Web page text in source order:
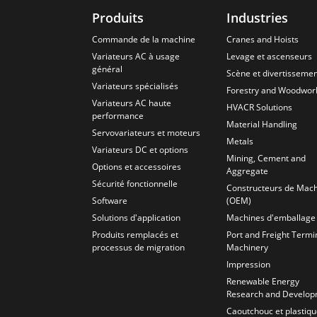
Produits
Commande de la machine
Variateurs AC à usage
général
Variateurs spécialisés
Variateurs AC haute
performance
Servovariateurs et moteurs
Variateurs DC et options
Options et accessoires
Sécurité fonctionnelle
Software
Solutions d'application
Produits remplacés et
processus de migration
Industries
Cranes and Hoists
Levage et ascenseurs
Scène et
Forestry and
HVACR Solutions
Material Handling
Metals
Mining, Cement and
Aggregate
Constructeurs de
(OEM)
Machines d'emballage
Port and Freight
Machinery
Impression
Renewable Energy
Research and
Caoutchouc et